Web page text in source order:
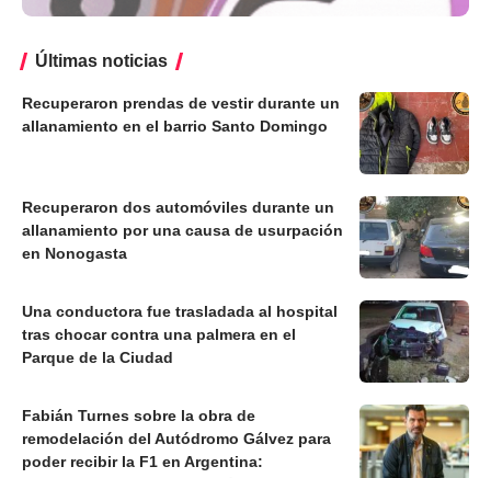
Últimas noticias
Recuperaron prendas de vestir durante un
allanamiento en el barrio Santo Domingo
Recuperaron dos automóviles durante un
allanamiento por una causa de usurpación
en Nonogasta
Una conductora fue trasladada al hospital
tras chocar contra una palmera en el
Parque de la Ciudad
Fabián Turnes sobre la obra de
remodelación del Autódromo Gálvez para
poder recibir la F1 en Argentina: